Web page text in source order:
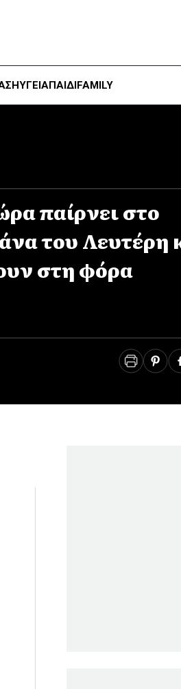
ΥΓΕΊΑΠΑΙΔΙFAMILY
παίρνει στο
του Λευτέρη
στη φόρα